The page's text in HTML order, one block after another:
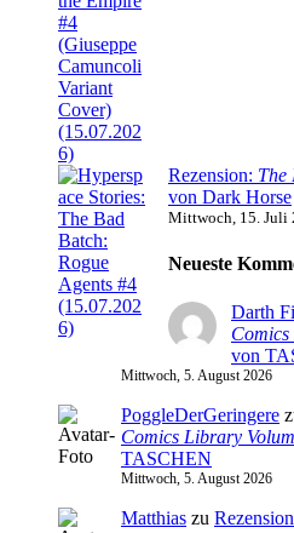
Rezension: The
von Dark Horse
Mittwoch, 15. Juli
Neueste
Darth
von
Mittwoch, 5. August 2026
PoggleDerGeringere
Comics Library
TASCHEN
Mittwoch, 5. August 2026
Matthias zu